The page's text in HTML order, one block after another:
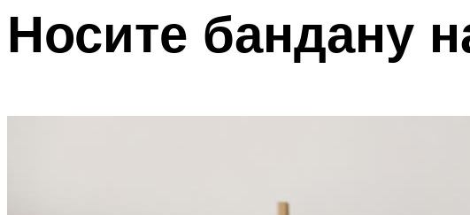
Носите бандану